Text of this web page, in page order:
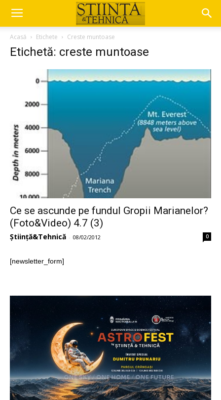
Acasă Etichete Creste muntoase
Etichetă: creste muntoase
Ce se ascunde pe fundul Gropii Marianelor?
(Foto&Video) 4.7 (3)
Știință&Tehnică - 08/02/2012 0
[newsletter_form]